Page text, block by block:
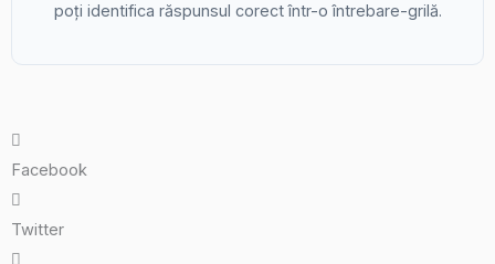
poți identifica răspunsul corect într-o întrebare-grilă.
Facebook
Twitter